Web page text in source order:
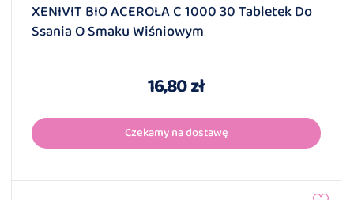
XENIVIT BIO ACEROLA C 1000 30 Tabletek Do
Ssania O Smaku Wiśniowym
16,80 zł
Czekamy na dostawę